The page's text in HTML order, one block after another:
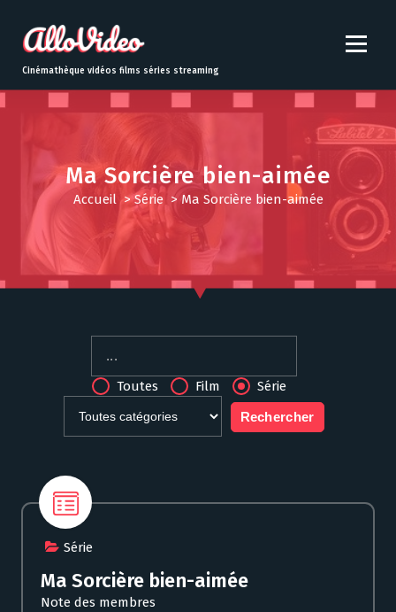
t
o
Cinémathèque vidéos films séries streaming
Ma Sorcière bien-aimée
Accueil>Série>Ma Sorcière bien-aimée
Toutes Film Série
Série
Ma Sorcière bien-aimée
Note des membres